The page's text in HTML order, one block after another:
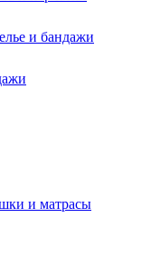
и бандажи
и матрасы